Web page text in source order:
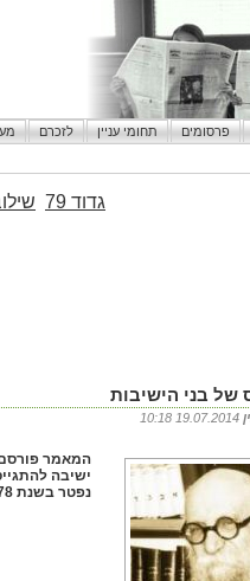
פרסומים תחומי עניין לזכרם
גדוד 79
של בני הישיבות
המאמר
ישיבה
נפטר בשנת 1978. שנים שאני מחפש את טקסט המאמר שאת עיקריו שמעתי מנכדו ועתה לשמחתי מצאתי.